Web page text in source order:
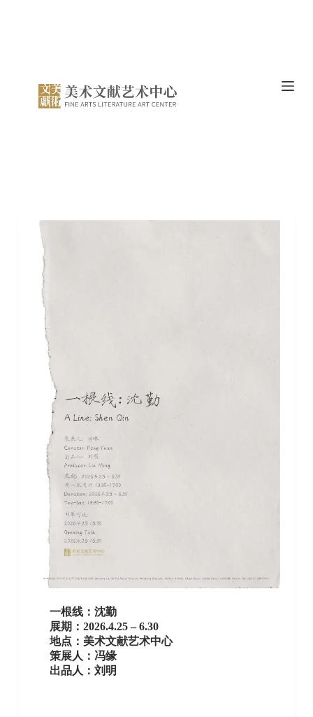
一根线：沈勤
展期：2026.4.25 – 6.30
地点：美术文献艺术中心
策展人：冯缘
出品人：刘明